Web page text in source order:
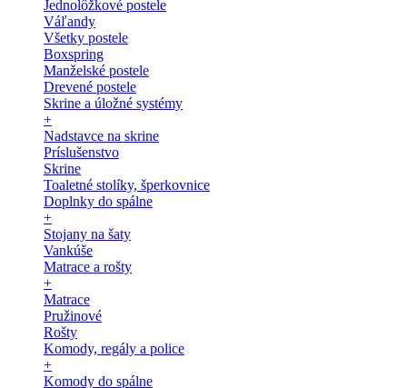
Jednolôžkové postele
Váľandy
Všetky postele
Boxspring
Manželské postele
Drevené postele
Skrine a úložné systémy
+
Nadstavce na skrine
Príslušenstvo
Skrine
Toaletné stolíky, šperkovnice
Doplnky do spálne
+
Stojany na šaty
Vankúše
Matrace a rošty
+
Matrace
Pružinové
Rošty
Komody, regály a police
+
Komody do spálne